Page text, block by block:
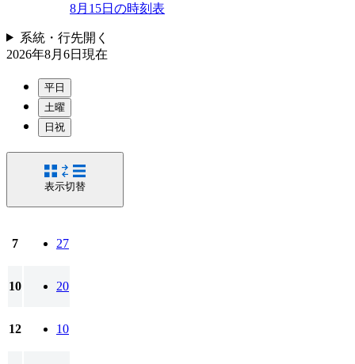
8月15日の時刻表
系統・行先開く
2026年8月6日 現在
平日
土曜
日祝
表示切替
7 27
10 20
12 10